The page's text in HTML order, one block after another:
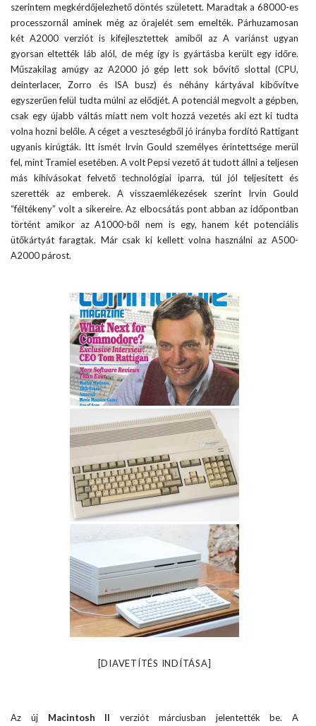
szerintem megkérdőjelezhető döntés született. Maradtak a 68000-es
processzornál aminek még az órajelét sem emelték. Párhuzamosan
két A2000 verziót is kifejlesztettek amiből az A variánst ugyan
gyorsan eltették láb alól, de még így is gyártásba került egy időre.
Műszakilag amúgy az A2000 jó gép lett sok bővítő slottal (CPU,
deinterlacer, Zorro és ISA busz) és néhány kártyával kibővítve
egyszerűen felül tudta múlni az elődjét. A potenciál megvolt a gépben,
csak egy újabb váltás miatt nem volt hozzá vezetés aki ezt ki tudta
volna hozni belőle. A céget a veszteségből jó irányba fordító Rattigant
ugyanis kirúgták. Itt ismét Irvin Gould személyes érintettsége merül
fel, mint Tramiel esetében. A volt Pepsi vezető át tudott állni a teljesen
más kihívásokat felvető technológiai iparra, túl jól teljesített és
szerették az emberek. A visszaemlékezések szerint Irvin Gould
“féltékeny” volt a sikereire. Az elbocsátás pont abban az időpontban
történt amikor az A1000-ből nem is egy, hanem két potenciális
ütőkártyát faragtak. Már csak ki kellett volna használni az A500-
A2000 párost.
[DIAVETÍTÉS INDÍTÁSA]
Az új Macintosh II verziót márciusban jelentették be. A